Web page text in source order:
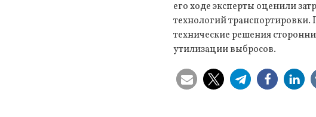
его ходе эксперты оценили
технологий
технические решения
утилизации выбросов.